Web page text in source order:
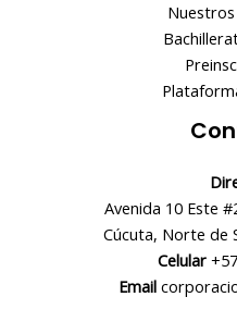
Avenida 10 Este
Cúcuta, Norte de
Celular
Email